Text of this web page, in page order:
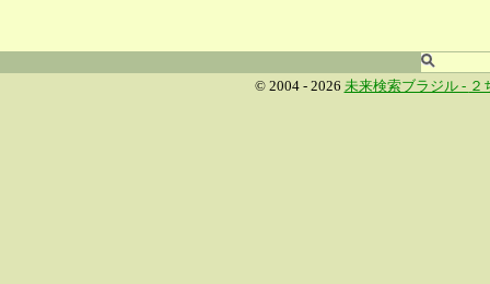
© 2004 - 2026 未来検索ブラジル - ２